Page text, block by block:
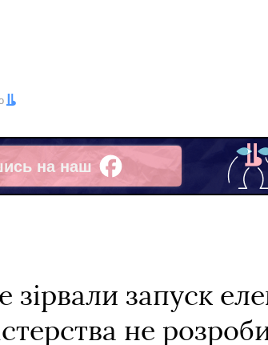
на наш
зірвали запуск
не